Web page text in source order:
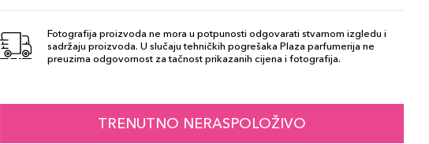
Fotografija proizvoda ne mora u potpunosti odgovarati stvarnom izgledu i
sadržaju proizvoda. U slučaju tehničkih pogrešaka Plaza parfumerija ne
preuzima odgovornost za tačnost prikazanih cijena i fotografija.
TRENUTNO NERASPOLOŽIVO